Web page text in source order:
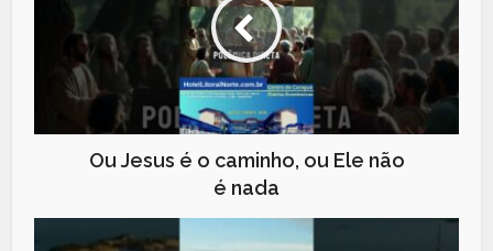
Ou Jesus é o caminho, ou Ele não
é nada